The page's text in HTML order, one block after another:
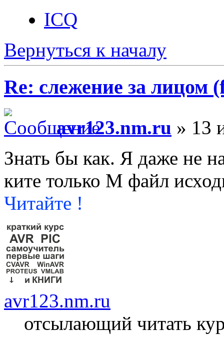
ICQ
Вернуться к началу
Re: слежение за лицом
avr123.nm.ru » 13
Знать бы как. Я даже не
ките только М файл
Читайте !
avr123.nm.ru
отсылающий читать